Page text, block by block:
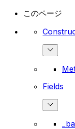
このページ
Fields